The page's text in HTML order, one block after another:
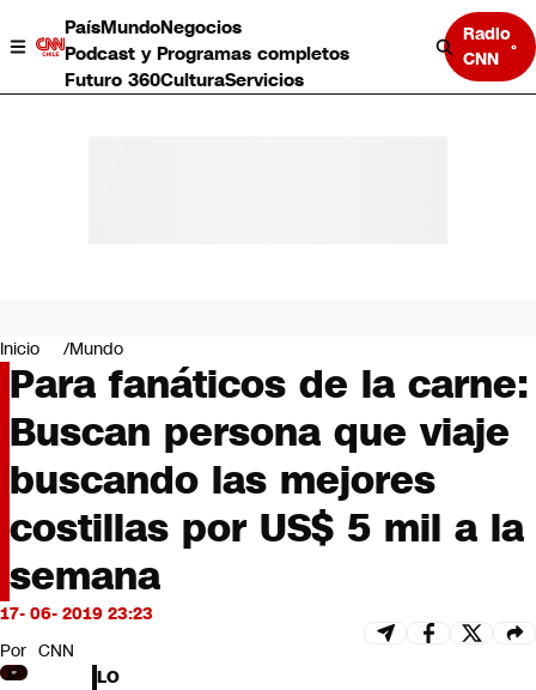
PaísMundoNegocios
Podcast y Programas completos
Futuro 360CulturaServicios
Radio
CNN
Negocios
Deportes
Programas completos
Cultura
Servicios
Bits
CNN tiempo
Opinión
Inicio Mundo
Para fanáticos de la carne:
Buscan persona que viaje
buscando las mejores
costillas por US$ 5 mil a la
semana
17- 06- 2019 23:23
Por CNN
LO